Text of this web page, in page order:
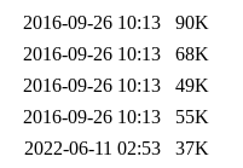
2016-09-26 10:13
90K
2016-09-26 10:13
68K
2016-09-26 10:13
49K
2016-09-26 10:13
55K
2022-06-11 02:53
37K